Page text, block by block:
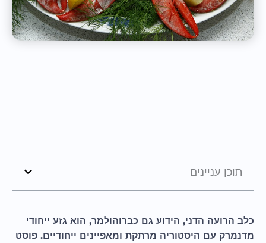
תוכן עניינים
כלב הרועה הדני, הידוע גם כברוהולמר, הוא גזע ייחודי
מדנמרק עם היסטוריה מרתקת ומאפיינים ייחודיים. פוסט